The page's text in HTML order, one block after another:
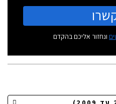
ונחזור אליכם בהקדם